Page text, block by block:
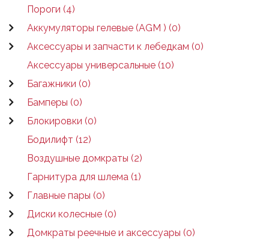
Пороги (4)
Аккумуляторы гелевые (AGM ) (0)
Аксессуары и запчасти к лебедкам (0)
Аксессуары универсальные (10)
Багажники (0)
Бамперы (0)
Блокировки (0)
Бодилифт (12)
Воздушные домкраты (2)
Гарнитура для шлема (1)
Главные пары (0)
Диски колесные (0)
Домкраты реечные и аксессуары (0)